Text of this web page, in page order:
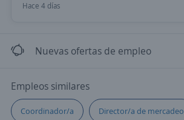
Hace 4 días
Nuevas ofertas de empleo
Empleos similares
Coordinador/a Director/a de mercadeo